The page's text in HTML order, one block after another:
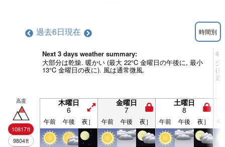
過去6日現在 時間別
Next 3 days weather summary:
大部分は乾燥. 暖かい (最大 22°C 金曜日の午後に, 最小
13°C 金曜日の夜に). 風は通常微風.
4 -
少
(
通
高度
10817ft
9804ft
木曜日
6
金曜日
7
土曜日
8
午前 午後 夜］ 午前 午後 夜］ 午前 午後 夜］ 午